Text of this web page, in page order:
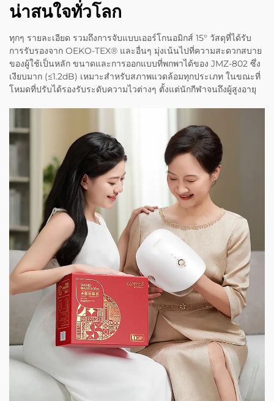
น่าสนใจทั่วโลก
ทุกๆ รายละเอียด รวมถึงการจับแบบเออร์โกนอมิกส์ 15° วัสดุที่ได้รับ
การรับรองจาก OEKO-TEX® และอื่นๆ มุ่งเน้นไปที่ความสะดวกสบาย
ของผู้ใช้เป็นหลัก ขนาดและการออกแบบที่พกพาได้ของ JMZ-802 ซึ่ง
เงียบมาก (≤1.2dB) เหมาะสำหรับสภาพแวดล้อมทุกประเภท ในขณะที่
โหมดที่ปรับได้รองรับระดับความไวต่างๆ ตั้งแต่นักกีฬาจนถึงผู้สูงอายุ